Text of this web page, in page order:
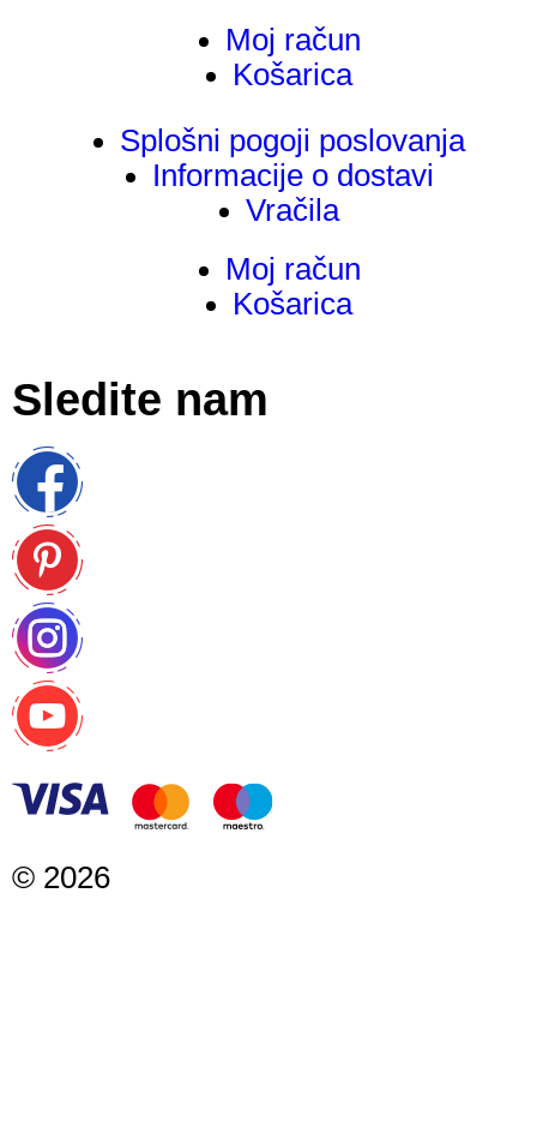
Moj račun
Košarica
Splošni pogoji poslovanja
Informacije o dostavi
Vračila
Moj račun
Košarica
Sledite nam
© 2026